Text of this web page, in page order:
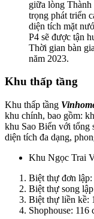
giữa lòng
trọng phát triển
diện tích mặt
P4 sẽ được tận
Thời gian bàn
năm 2023.
Khu thấp tầng
Khu thấp tầng
khu chính, bao gồm:
khu Sao Biển với tổng
diện tích đa dạng,
Khu Ngọc Trai
Biệt thự đơn
Biệt thự song
Biệt thự liền kề:
Shophouse: 116